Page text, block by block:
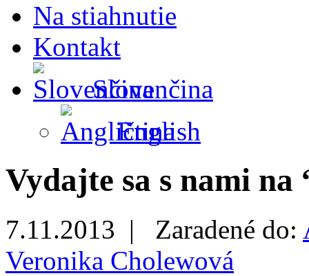
Na stiahnutie
Kontakt
Slovenčina
English
Vydajte sa s nami na
7.11.2013 | Zaradené do:
Veronika Cholewová